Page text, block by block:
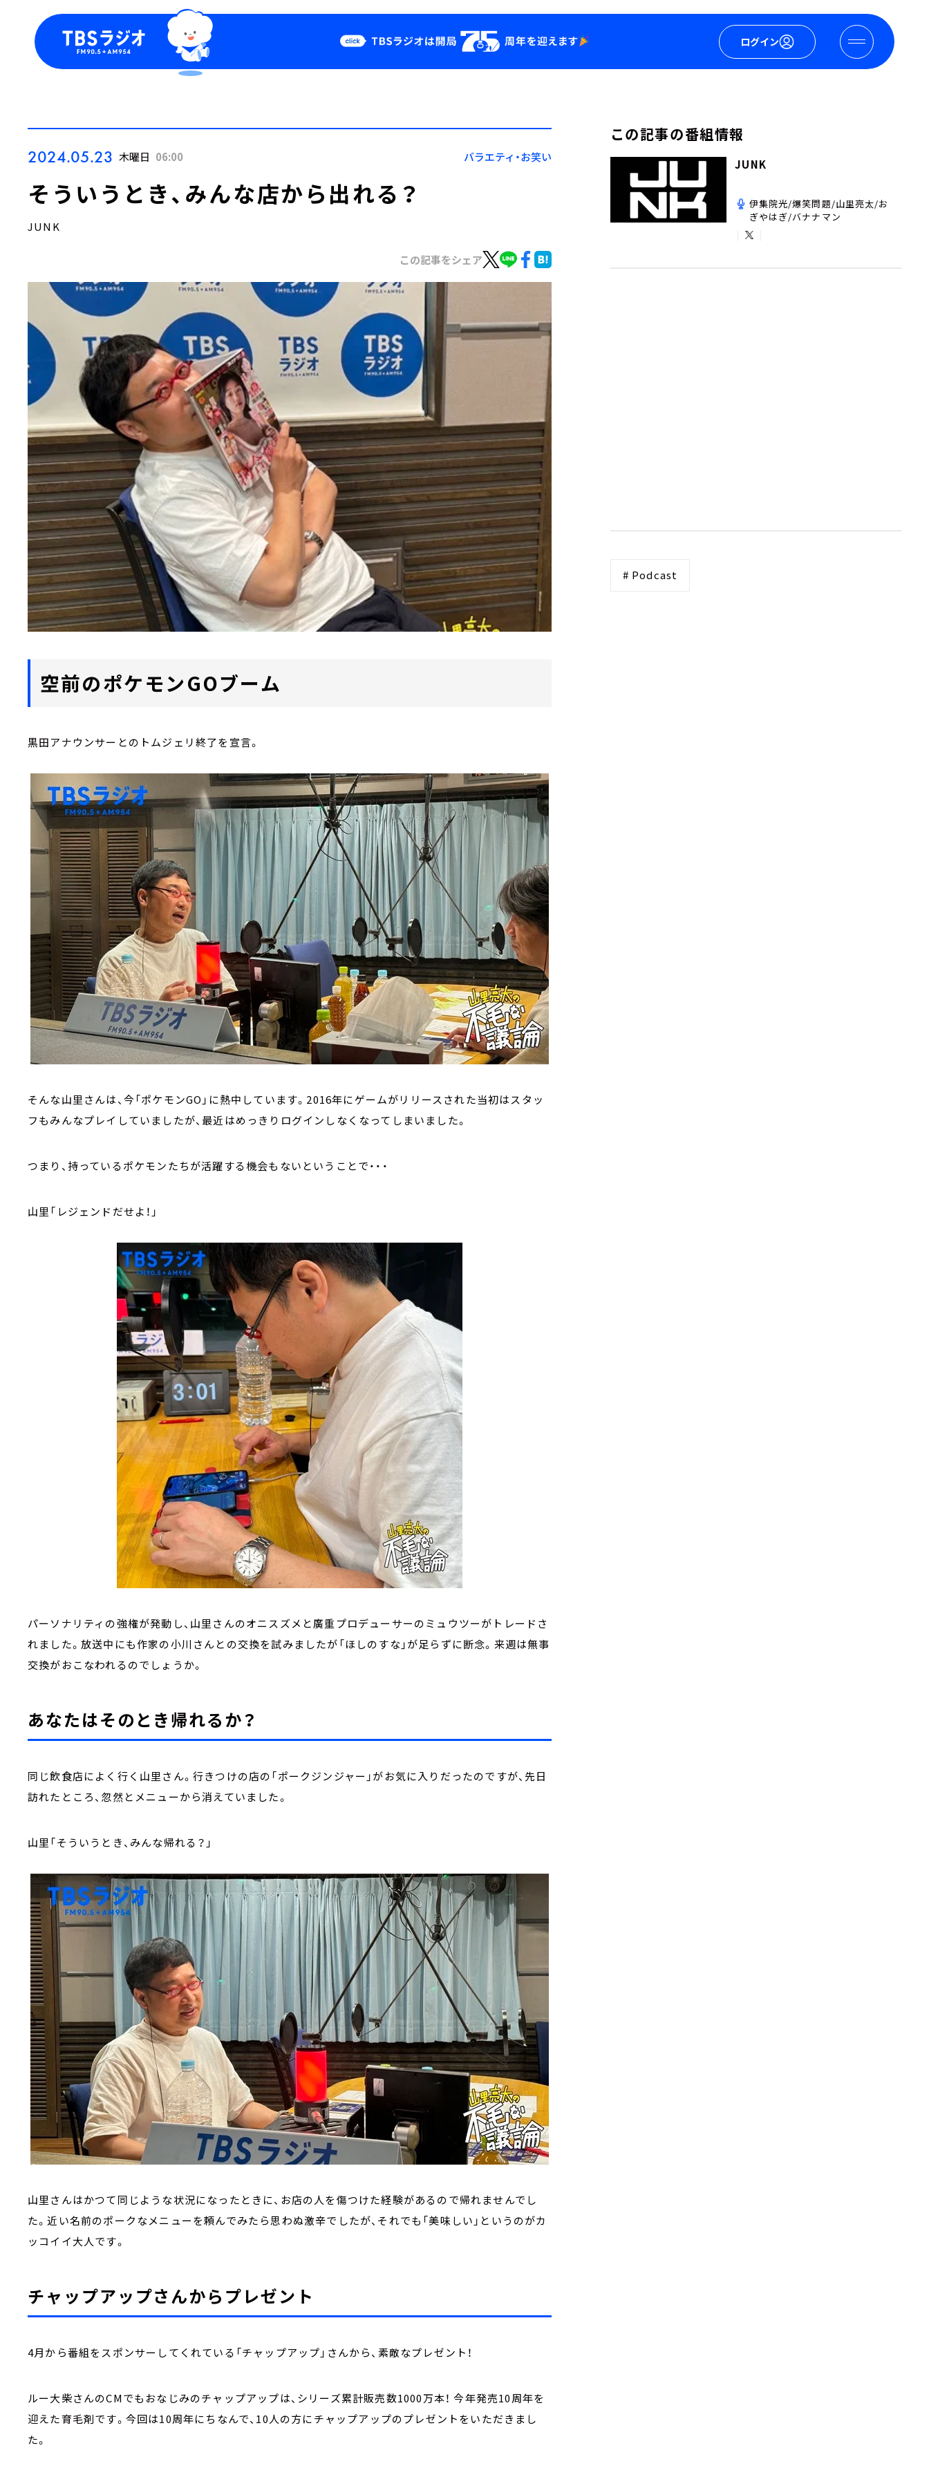
ログイン
Podcast
YouTube
会社情報
2024.05.23 木曜日 06:00 バラエティ・お笑い
そういうとき、みんな店から出れる？
JUNK
この記事をシェア
空前のポケモンGOブーム
黒田アナウンサーとのトムジェリ終了を宣言。
そんな山里さんは、今「ポケモンGO」に熱中しています。2016年にゲームがリリースされた当初はスタッ
フもみんなプレイしていましたが、最近はめっきりログインしなくなってしまいました。
つまり、持っているポケモンたちが活躍する機会もないということで・・・
山里「レジェンドだせよ！」
パーソナリティの強権が発動し、山里さんのオニスズメと廣重プロデューサーのミュウツーがトレードさ
れました。放送中にも作家の小川さんとの交換を試みましたが「ほしのすな」が足らずに断念。来週は無事
交換がおこなわれるのでしょうか。
あなたはそのとき帰れるか？
同じ飲食店によく行く山里さん。行きつけの店の「ポークジンジャー」がお気に入りだったのですが、先日
訪れたところ、忽然とメニューから消えていました。
山里「そういうとき、みんな帰れる？」
山里さんはかつて同じような状況になったときに、お店の人を傷つけた経験があるので帰れませんでし
た。近い名前のポークなメニューを頼んでみたら思わぬ激辛でしたが、それでも「美味しい」というのがカ
ッコイイ大人です。
チャップアップさんからプレゼント
4月から番組をスポンサーしてくれている「チャップアップ」さんから、素敵なプレゼント！
ルー大柴さんのCMでもおなじみのチャップアップは、シリーズ累計販売数1000万本！ 今年発売10周年を
迎えた育毛剤です。今回は10周年にちなんで、10人の方にチャップアップのプレゼントをいただきまし
た。
この記事の番組情報
JUNK
伊集院光/爆笑問題/山里亮太/お
ぎやはぎ/バナナマン
# Podcast